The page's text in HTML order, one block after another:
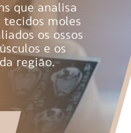
que analisa
tecidos moles
os ossos
e os
região.